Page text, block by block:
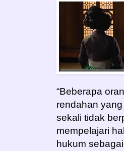
“Beberapa
rendahan
sekali tidak
mempelajari
hukum